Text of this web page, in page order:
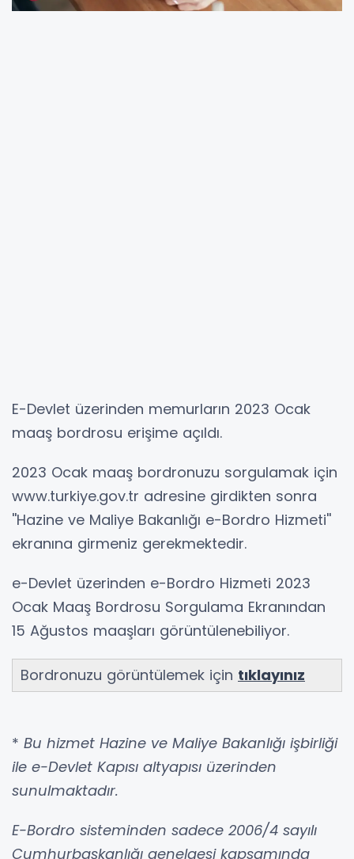
E-Devlet üzerinden memurların 2023 Ocak
maaş bordrosu erişime açıldı.
2023 Ocak maaş bordronuzu sorgulamak için
www.turkiye.gov.tr adresine girdikten sonra
''Hazine ve Maliye Bakanlığı e-Bordro Hizmeti''
ekranına girmeniz gerekmektedir.
e-Devlet üzerinden e-Bordro Hizmeti 2023
Ocak Maaş Bordrosu Sorgulama Ekranından
15 Ağustos maaşları görüntülenebiliyor.
Bordronuzu görüntülemek için tıklayınız
* Bu hizmet Hazine ve Maliye Bakanlığı işbirliği
ile e-Devlet Kapısı altyapısı üzerinden
sunulmaktadır.
E-Bordro sisteminden sadece 2006/4 sayılı
Cumhurbaşkanlığı genelgesi kapsamında